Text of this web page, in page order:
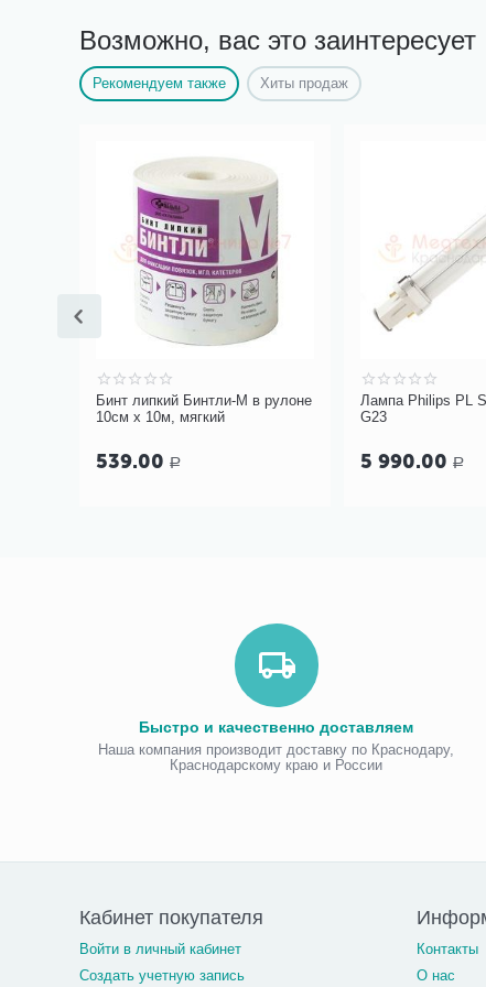
Возможно, вас это заинтересует
Рекомендуем также Хиты продаж
Бинт липкий Бинтли-М в рулоне
10см х 10м, мягкий
539.00 Р
Лампа Philips PL
G23
5 990.00 Р
Быстро и качественно доставляем
Наша компания производит доставку по Краснодару,
Краснодарскому краю и России
Кабинет покупателя
Войти в личный кабинет
Создать учетную запись
Контакты
О нас